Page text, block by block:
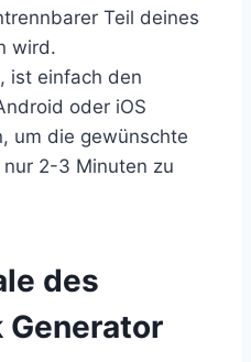
Teil deines
wird.
ist einfach den
oder iOS
um die gewünschte
2-3 Minuten zu
des
Generator